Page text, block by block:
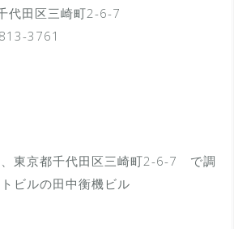
田区三崎町2-6-7
3761
東京都千代田区三崎町2-6-7 で調
ビルの田中衡機ビル